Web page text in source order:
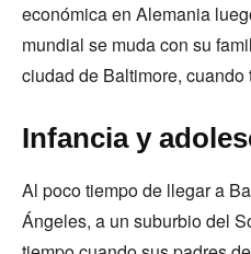
económica en Alemania
mundial se muda con su
ciudad de Baltimore,
Infancia y
Al poco tiempo de llegar a
Ángeles, a un suburbio del